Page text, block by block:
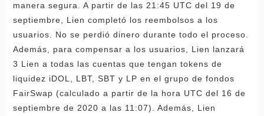
manera segura. A partir de las 21:45 UTC del 19 de
septiembre, Lien completó los reembolsos a los
usuarios. No se perdió dinero durante todo el proceso.
Además, para compensar a los usuarios, Lien lanzará
3 Lien a todas las cuentas que tengan tokens de
liquidez iDOL, LBT, SBT y LP en el grupo de fondos
FairSwap (calculado a partir de la hora UTC del 16 de
septiembre de 2020 a las 11:07). Además, Lien